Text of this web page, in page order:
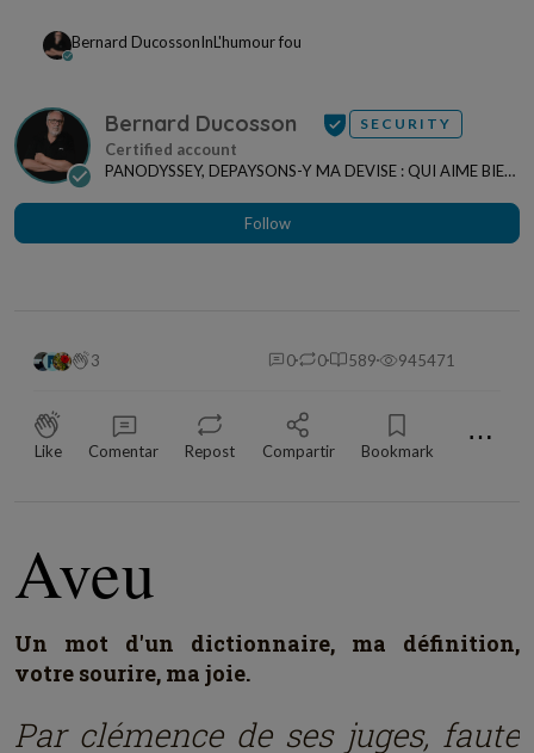
Bernard DucossonInL'humour fou
Bernard Ducosson SECURITY
PANODYSSEY, DEPAYSONS-Y MA DEVISE : QUI AIME BIEN,
Follow
3 0 0 589 945471
Like Comentar Repost Compartir Bookmark ⋯
Aveu
Un mot d'un dictionnaire, ma définition,
votre sourire, ma joie.
Par clémence de ses juges, faute